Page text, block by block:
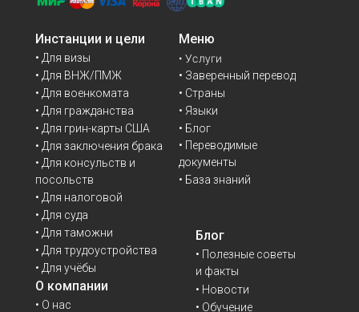
Блог
• Полезные советы
и факты
• Новости
• Обучение
Инстанции и цели
• Для визы
• Для ВНЖ/ПМЖ
• Для военкомата
• Для гражданства
• Для грин-карты США
• Для заключения брака
• Для консульств и
посольств
• Для налоговой
• Для суда
• Для таможни
• Для трудоустройства
• Для учёбы
Меню
• Услуги
• Заверенный перевод
• Страны
• Языки
• Блог
• Переводимые
документы
• База знаний
О компании
• О нас